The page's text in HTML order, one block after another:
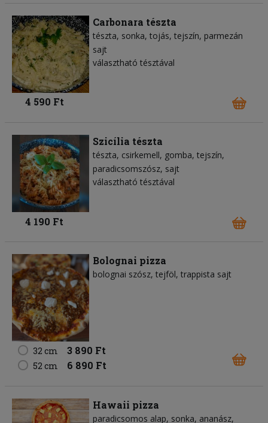
Carbonara tészta
tészta sonka tojás tejszín parmezán
sajt
választható tésztával
4 590 Ft
Szicília tészta
tészta csirkemell gomba tejszín
paradicsomszósz sajt
választható tésztával
4 190 Ft
Bolognai pizza
bolognai szósz tejföl trappista sajt
32 cm 3 890 Ft
52 cm 6 890 Ft
Hawaii pizza
paradicsomos alap sonka ananász